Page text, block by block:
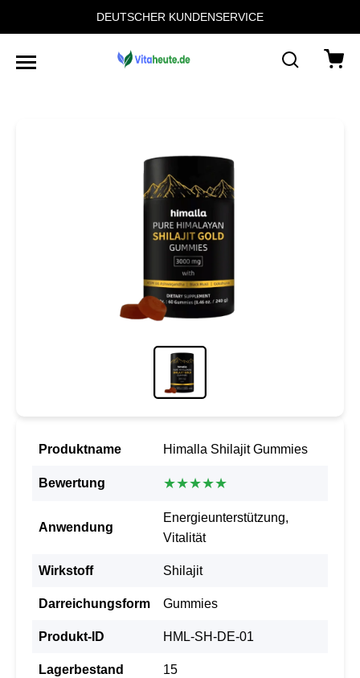
DEUTSCHER KUNDENSERVICE
Produktname Himalla Shilajit Gummies
Bewertung ★★★★★
Anwendung
Energieunterstützung,
Vitalität
Wirkstoff Shilajit
Darreichungsform Gummies
Produkt-ID HML-SH-DE-01
Lagerbestand 15